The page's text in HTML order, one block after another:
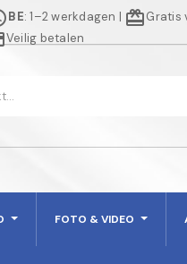
BE: 1–2 werkdagen | redeemGratis
Veilig betalen
FOTO & VIDEO